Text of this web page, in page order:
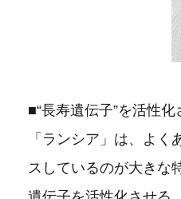
■“長寿遺伝子”を活性
「ランシア」は、よ
スしているのが大きな